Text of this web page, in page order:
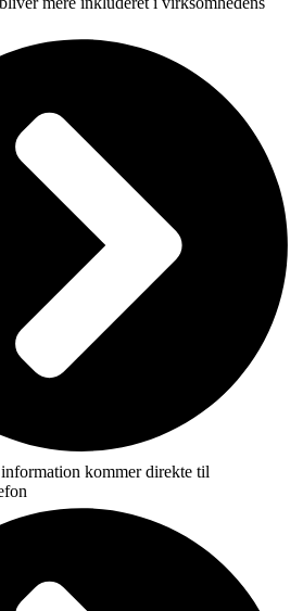
kommer direkte til